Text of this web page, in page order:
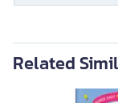
Related